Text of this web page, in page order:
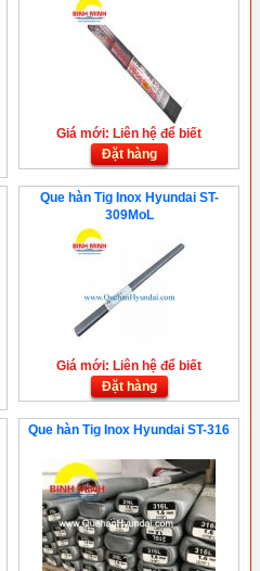
Giá mới: Liên hệ để biết
Đặt hàng
Que hàn Tig Inox Hyundai ST-
309MoL
Giá mới: Liên hệ để biết
Đặt hàng
Que hàn Tig Inox Hyundai ST-316